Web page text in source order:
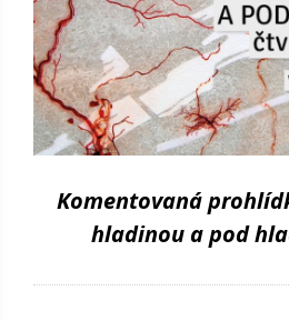
Komentovaná
hladinou a pod